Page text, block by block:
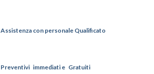
Assistenza con personale Qualificato
Preventivi immediati e Gratuiti